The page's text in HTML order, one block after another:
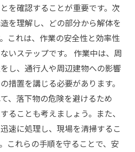
を確認することが重要です。次
を理解し、どの部分から解体を
これは、作業の安全性と効率性
いステップです。 作業中は、周
し、通行人や周辺建物への影響
措置を講じる必要があります。
、落下物の危険を避けるため
ることも考えましょう。また、
速に処理し、現場を清掃するこ
これらの手順を守ることで、安